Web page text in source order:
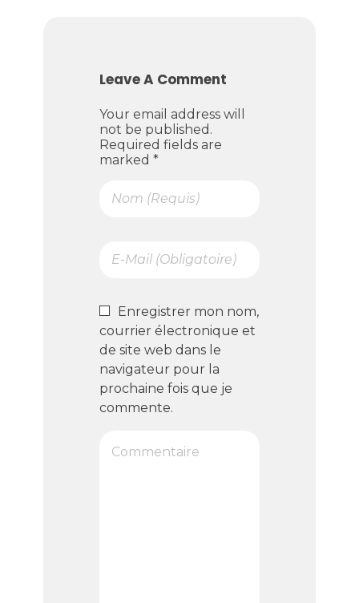
Leave A Comment
Your email address will
not be published.
Required fields are
marked *
Enregistrer mon nom,
courrier électronique et
de site web dans le
navigateur pour la
prochaine fois que je
commente.